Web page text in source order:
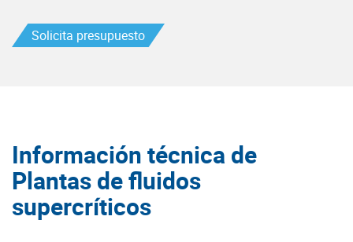
Solicita presupuesto
Información técnica de
Plantas de fluidos
supercríticos